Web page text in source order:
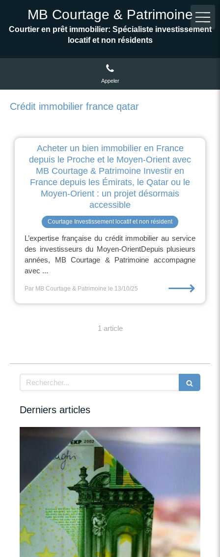
MB Courtage & Patrimoine
Courtier en prêt immobilier: Spécialiste investissement
locatif et non résidents
Appeler
Crédit immobilier france qatar
Acheter un bien immobilier en France
depuis le Proche et le Moyen-Orient avec
MB Courtage & Patrimoine Investir en
France depuis les Émirats, le Qatar ou le
Moyen-Orient : un projet désormais
accessible
Courtage Investissement locatif et non résident
L’expertise française du crédit immobilier au service
des investisseurs du Moyen-OrientDepuis plusieurs
années, MB Courtage & Patrimoine accompagne
avec ...
Par MB Courtage & Patrimoine le 13/10/25 ⟶
1 article
Rechercher
Derniers articles